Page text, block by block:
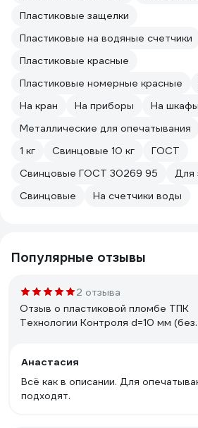
Пластиковые защелки
Пластиковые на водяные счетчики
Пластиковые красные
Пластиковые номерные красные
На кран
На приборы На шкафы
Металлические для опечатывания
1 кг
Свинцовые 10 кг
ГОСТ
Свинцовые ГОСТ 30269 95
Для
Свинцовые
На счетчики воды
Популярные отзывы
2 отзыва
Отзыв о пластиковой пломбе ТПК
Технологии Контроля d=10 мм (без
Анастасия
Всё как в описании. Для
подходят.